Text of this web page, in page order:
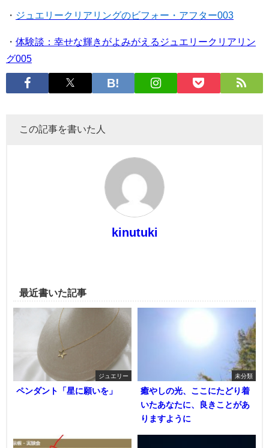
・ ジュエリークリアリングのビフォー・アフター003
・ 体験談：幸せな輝きがよみがえるジュエリークリアリン
グ005
この記事を書いた人
kinutuki
最近書いた記事
ジュエリー
ペンダント「星に願いを」
未分類
癒やしの光、ここにたどり着
いたあなたに、良きことがあ
りますように